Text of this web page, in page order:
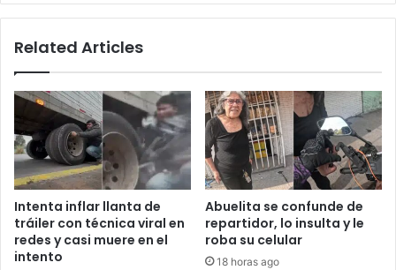
Related Articles
Intenta inflar llanta de
tráiler con técnica viral en
redes y casi muere en el
intento
Abuelita se confunde de
repartidor, lo insulta y le
roba su celular
18 horas ago